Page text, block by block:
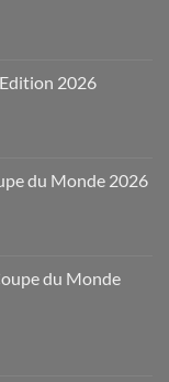
2026
du Monde 2026
du Monde